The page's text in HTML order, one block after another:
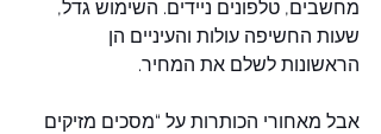
מחשבים, טלפונים ניידים. השימוש גדל,
שעות החשיפה עולות והעיניים הן
הראשונות לשלם את המחיר.
אבל מאחורי הכותרות על “מסכים מזיקים